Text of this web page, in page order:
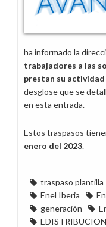
ha informado la
trabajadores a las
prestan su
desglose que se
en esta entrada.
Estos traspasos
enero del 2023.
traspaso plantilla
Enel Iberia
generación